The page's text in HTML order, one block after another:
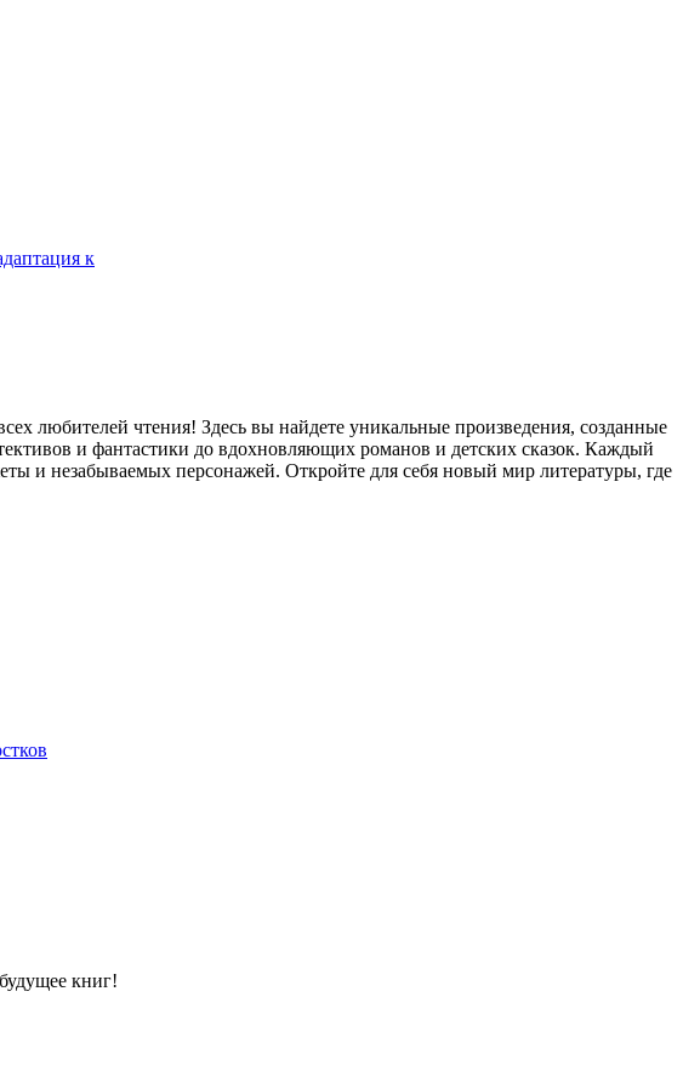
к
любителей чтения! Здесь вы найдете уникальные произведения, созданные
и фантастики до вдохновляющих романов и детских сказок. Каждый
и незабываемых персонажей. Откройте для себя новый мир литературы, где
книг!